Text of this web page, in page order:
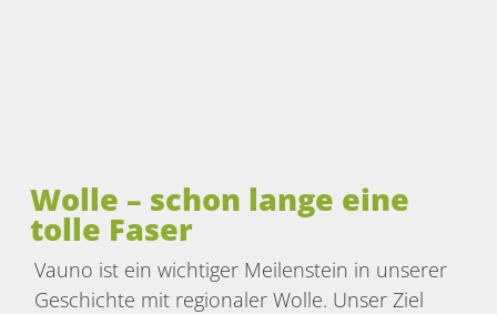
Wolle – schon lange eine
tolle Faser
Vauno ist ein wichtiger Meilenstein in unserer
Geschichte mit regionaler Wolle. Unser Ziel